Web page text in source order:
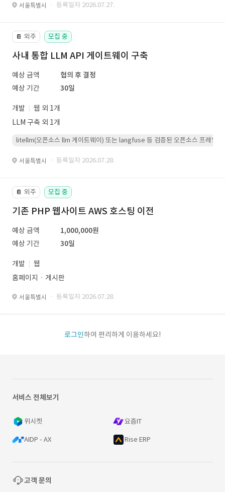
서울특별시 · 등록일자 2026.07.27.
📔 외주 모집 중
사내 통합 LLM API 게이트웨이 구축
예상 금액
협의 후 결정
예상 기간
30일
개발
웹 외 1개
LLM 구축 외 1개
litellm(오픈소스 llm 게이트웨이) 또는 langfuse 등 검증된 오픈소스 프레임워
서울특별시 · 등록일자 2026.07.28.
📔 외주 모집 중
기존 PHP 웹사이트 AWS 호스팅 이전
예상 금액
1,000,000원
예상 기간
30일
개발
웹
홈페이지ㆍ게시판
서울특별시 · 등록일자 2026.07.28.
로그인하여 편리하게 이용하세요!
서비스 전체보기
위시켓 요즘IT
AIDP - AX Rise ERP
고객 문의